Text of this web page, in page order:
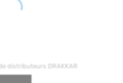
distributeurs DRAKKAR